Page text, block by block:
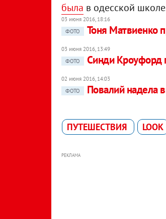
была в одесской
03 июня 2016, 18:16
ФОТО
Тоня Матвиенко
03 июня 2016, 13:49
ФОТО
Синди Кроуфорд
02 июня 2016, 14:03
ФОТО
Повалий надела
ПУТЕШЕСТВИЯ LOOK
РЕКЛАМА